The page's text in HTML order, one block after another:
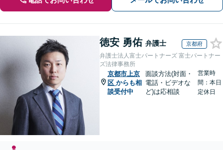
徳安 勇佑 弁護士 京都府
弁護士法人富士パートナーズ 富士パートナー
ズ法律事務所
京都市上京
区 からも相
談受付中
面談方法(対面・
電話・ビデオな
ど)は応相談
営業時
間：本日
定休日